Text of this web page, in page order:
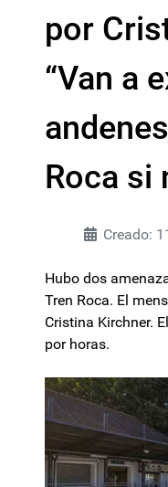
por
“Van a
Roca si
Creado:
Hubo dos
Tren Roca. El
Cristina Kirchner.
por horas.